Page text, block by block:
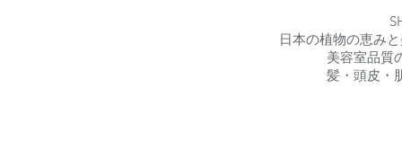
日本の植物の恵み
美容室品質
髪・頭皮・